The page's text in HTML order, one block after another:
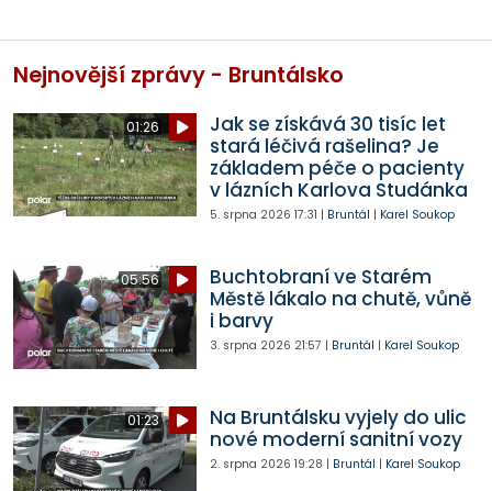
Nejnovější zprávy - Bruntálsko
01:26
Jak se získává 30 tisíc let
stará léčivá rašelina? Je
základem péče o pacienty
v lázních Karlova Studánka
5. srpna 2026 17:31 | Bruntál | Karel Soukop
05:56
Buchtobraní ve Starém
Městě lákalo na chutě, vůně
i barvy
3. srpna 2026 21:57 | Bruntál | Karel Soukop
01:23
Na Bruntálsku vyjely do ulic
nové moderní sanitní vozy
2. srpna 2026 19:28 | Bruntál | Karel Soukop